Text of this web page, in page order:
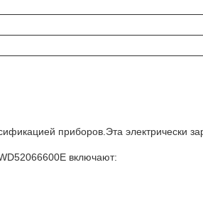
приборов.Эта электрически
включают: